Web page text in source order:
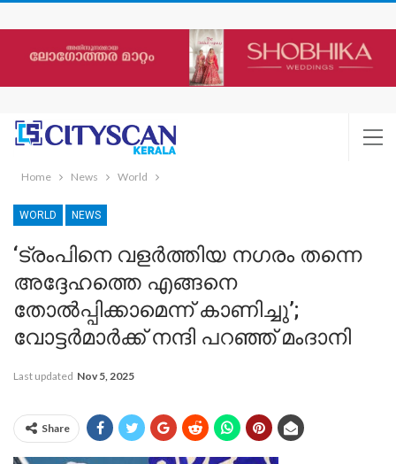
Home News World
WORLD NEWS
‘ട്രംപിനെ വളര്‍ത്തിയ നഗരം തന്നെ
അദ്ദേഹത്തെ എങ്ങനെ
തോല്‍പ്പിക്കാമെന്ന് കാണിച്ചു’;
വോട്ടര്‍മാര്‍ക്ക് നന്ദി പറഞ്ഞ് മംദാനി
Last updated Nov 5, 2025
Share